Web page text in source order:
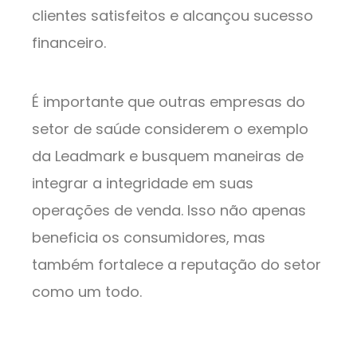
clientes satisfeitos e alcançou sucesso
financeiro.
É importante que outras empresas do
setor de saúde considerem o exemplo
da Leadmark e busquem maneiras de
integrar a integridade em suas
operações de venda. Isso não apenas
beneficia os consumidores, mas
também fortalece a reputação do setor
como um todo.